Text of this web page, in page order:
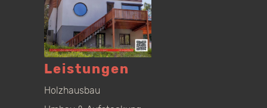
Leistungen
Holzhausbau